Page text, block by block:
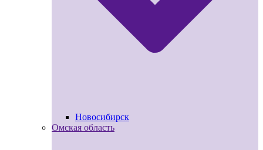
Новосибирск
Омская область